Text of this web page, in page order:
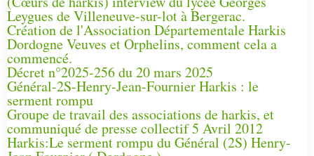
Leygues de Villeneuve-sur-lot à Bergerac.
Création de l'Association Départementale Harkis
Dordogne Veuves et Orphelins, comment cela a
commencé.
Décret n°2025-256 du 20 mars 2025
Général-2S-Henry-Jean-Fournier Harkis : le
serment rompu
Groupe de travail des associations de harkis, et
communiqué de presse collectif 5 Avril 2012
Harkis:Le serment rompu du Général (2S) Henry-